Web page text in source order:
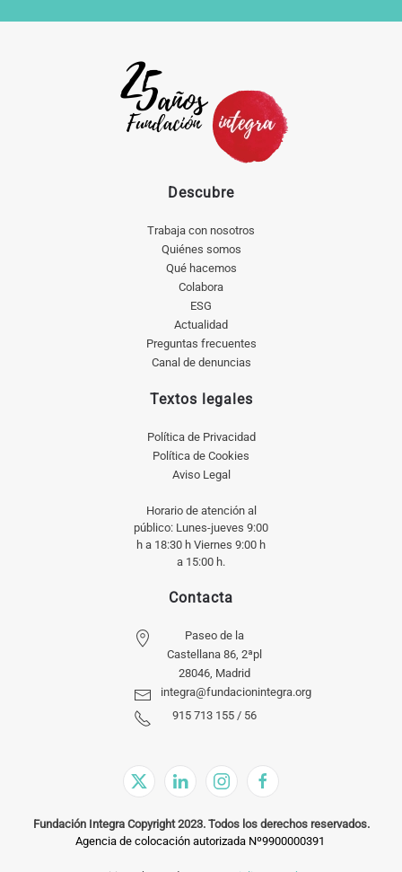
Descubre
Trabaja con nosotros
Quiénes somos
Qué hacemos
Colabora
ESG
Actualidad
Preguntas frecuentes
Canal de denuncias
Textos legales
Política de Privacidad
Política de Cookies
Aviso Legal
Horario de atención al
público: Lunes-jueves 9:00
h a 18:30 h Viernes 9:00 h
a 15:00 h.
Contacta
Paseo de la
Castellana 86, 2ªpl
28046, Madrid
integra@fundacionintegra.org
915 713 155 / 56
Fundación Integra Copyright 2023. Todos los derechos reservados.
Agencia de colocación autorizada Nº9900000391